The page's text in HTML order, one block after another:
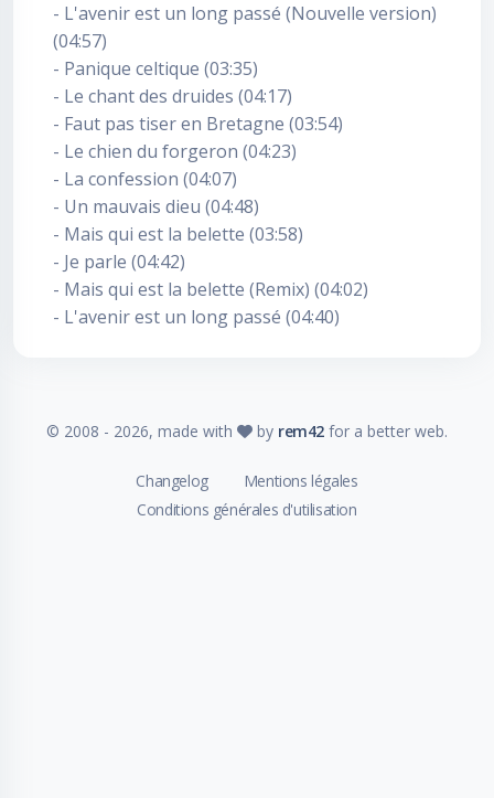
- L'avenir est un long passé (Nouvelle version)
(04:57)
- Panique celtique (03:35)
- Le chant des druides (04:17)
- Faut pas tiser en Bretagne (03:54)
- Le chien du forgeron (04:23)
- La confession (04:07)
- Un mauvais dieu (04:48)
- Mais qui est la belette (03:58)
- Je parle (04:42)
- Mais qui est la belette (Remix) (04:02)
- L'avenir est un long passé (04:40)
© 2008 - 2026, made with by rem42 for a better web.
Changelog
Mentions légales
Conditions générales d'utilisation